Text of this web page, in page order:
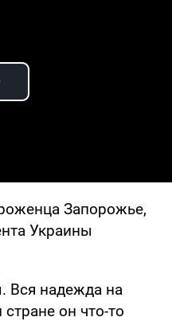
Video
Запорожье,
Украины
Вся надежда на
он что-то